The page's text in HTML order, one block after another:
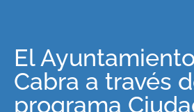
El
Cabra a través
programa